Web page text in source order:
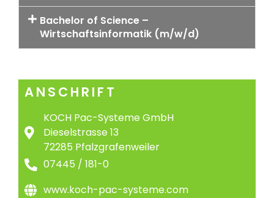
Bachelor of Science –
Wirtschaftsinformatik (m/w/d)
ANSCHRIFT
KOCH Pac-Systeme GmbH
Dieselstrasse 13
72285 Pfalzgrafenweiler
07445 / 181-0
www.koch-pac-systeme.com